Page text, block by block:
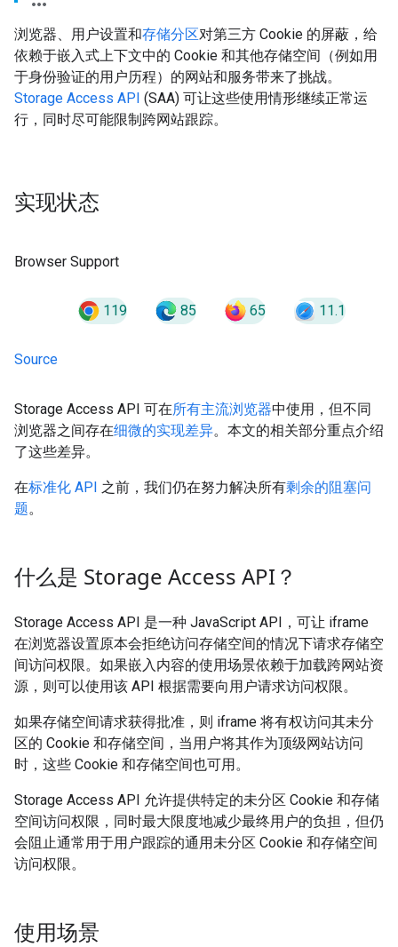
浏览器、用户设置和存储分区对第三方 Cookie 的屏蔽，给
依赖于嵌入式上下文中的 Cookie 和其他存储空间（例如用
于身份验证的用户历程）的网站和服务带来了挑战。
Storage Access API (SAA) 可让这些使用情形继续正常运
行，同时尽可能限制跨网站跟踪。
实现状态
Browser Support
119 85 65 11.1
Source
Storage Access API 可在所有主流浏览器中使用，但不同
浏览器之间存在细微的实现差异。本文的相关部分重点介绍
了这些差异。
在标准化 API 之前，我们仍在努力解决所有剩余的阻塞问
题。
什么是 Storage Access API？
Storage Access API 是一种 JavaScript API，可让 iframe
在浏览器设置原本会拒绝访问存储空间的情况下请求存储空
间访问权限。如果嵌入内容的使用场景依赖于加载跨网站资
源，则可以使用该 API 根据需要向用户请求访问权限。
如果存储空间请求获得批准，则 iframe 将有权访问其未分
区的 Cookie 和存储空间，当用户将其作为顶级网站访问
时，这些 Cookie 和存储空间也可用。
Storage Access API 允许提供特定的未分区 Cookie 和存储
空间访问权限，同时最大限度地减少最终用户的负担，但仍
会阻止通常用于用户跟踪的通用未分区 Cookie 和存储空间
访问权限。
使用场景